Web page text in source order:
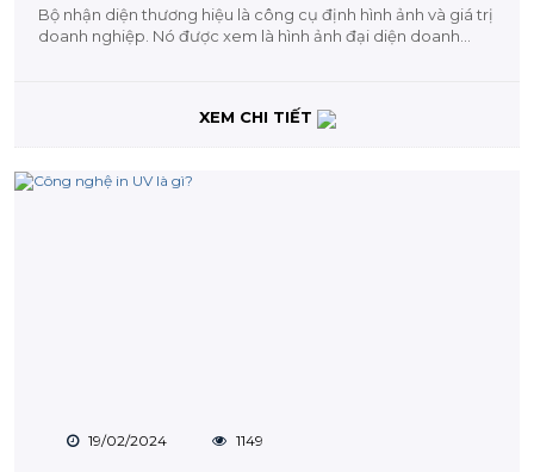
Bộ nhận diện thương hiệu là công cụ định hình ảnh và giá trị
doanh nghiệp. Nó được xem là hình ảnh đại diện doanh...
XEM CHI TIẾT
19/02/2024 1149